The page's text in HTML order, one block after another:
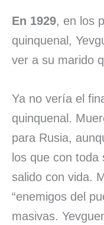
En 1929, en los
quinquenal,
ver a su marido
Ya no vería el
quinquenal.
para Rusia,
los que con toda
salido con vida.
“enemigos del
masivas.